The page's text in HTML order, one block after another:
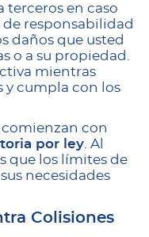
terceros en caso
responsabilidad
daños que usted
o a su propiedad.
mientras
y cumpla con los
con
por ley . Al
que los límites de
necesidades
Colisiones